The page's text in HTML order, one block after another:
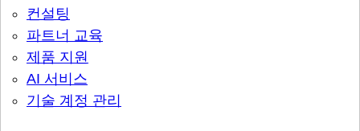
컨설팅
파트너 교육
제품 지원
AI 서비스
기술 계정 관리